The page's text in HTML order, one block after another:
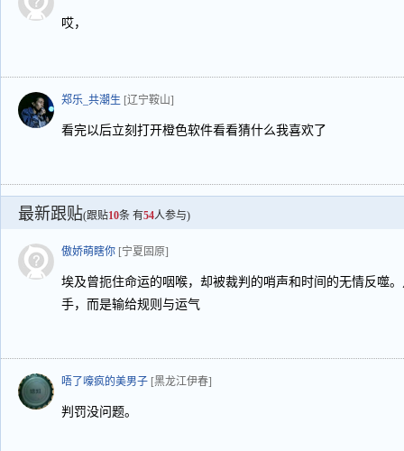
哎，
郑乐_共潮生 [辽宁鞍山]
看完以后立刻打开橙色软件看看猜什么我喜欢了
最新跟贴(跟贴10条 有54人参与)
傲娇萌瞎你 [宁夏固原]
埃及曾扼住命运的咽喉，却被裁判的哨声和时间的无情反噬
手，而是输给规则与运气
唔了嚎疯的美男子 [黑龙江伊春]
判罚没问题。